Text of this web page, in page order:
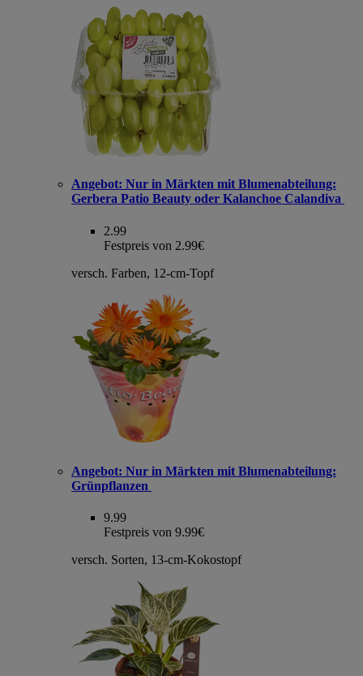
Angebot: Nur in Märkten mit Blumenabteilung:
Gerbera Patio Beauty oder Kalanchoe Calandiva
2.99
Festpreis von 2.99€
versch. Farben, 12-cm-Topf
Angebot: Nur in Märkten mit Blumenabteilung:
Grünpflanzen
9.99
Festpreis von 9.99€
versch. Sorten, 13-cm-Kokostopf